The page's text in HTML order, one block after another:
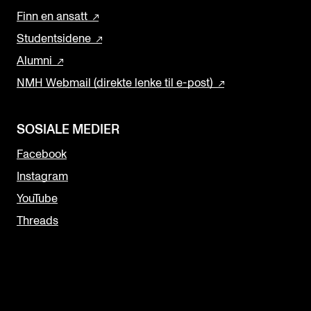
Finn en ansatt
Studentsidene
Alumni
NMH Webmail (direkte lenke til e-post)
SOSIALE MEDIER
Facebook
Instagram
YouTube
Threads